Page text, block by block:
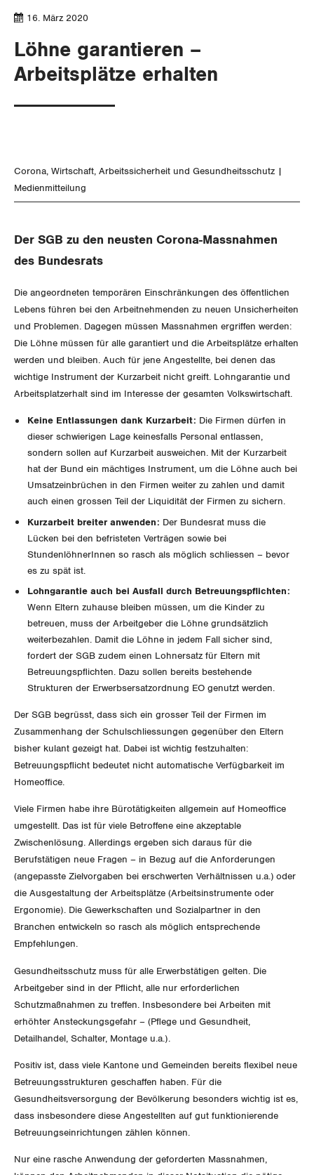
Gewerkschaftsrechte
Arbeitssicherheit und Gesundheitsschutz
Überbrückungsleistung
Ergänzungsleistungen
Unfallversicherung
Gesundheit
Verkehr
Post
Energie und Umwelt
Kommunikation und Medien
Gleichstellung von Frauen und Männern
Gleichstellung von LGBTI
GEWERKSCHAFTSPOLITIK
Landesstreik
SERVICE
Bestellformular
DER SGB
WIR ÜBER UNS
GREMIEN
Jugendkommission
Migrationskommission
Rentner:innen-Kommission
ZENTRALSEKRETARIAT
KANTONALE BÜNDE
Beide Basel
Bern
Glarus
Graubünden
Jura
Obwalden
Schaffhausen
Schwyz
St. Gallen-Appenzell
ANGESCHLOSSENE VERBÄNDE
OFFENE STELLEN
Medien
Publikationen
Artikel
Medienmitteilungen
Blog
Der Europa-Blog
Kontakt
16. März 2020
Löhne garantieren –
Arbeitsplätze erhalten
Corona Wirtschaft Arbeitssicherheit und Gesundheitsschutz
Medienmitteilung
Der SGB zu den neusten Corona-Massnahmen
des Bundesrats
Die angeordneten temporären Einschränkungen des öffentlichen
Lebens führen bei den Arbeitnehmenden zu neuen Unsicherheiten
und Problemen. Dagegen müssen Massnahmen ergriffen werden:
Die Löhne müssen für alle garantiert und die Arbeitsplätze erhalten
werden und bleiben. Auch für jene Angestellte, bei denen das
wichtige Instrument der Kurzarbeit nicht greift. Lohngarantie und
Arbeitsplatzerhalt sind im Interesse der gesamten Volkswirtschaft.
Keine Entlassungen dank Kurzarbeit: Die Firmen dürfen in
dieser schwierigen Lage keinesfalls Personal entlassen,
sondern sollen auf Kurzarbeit ausweichen. Mit der Kurzarbeit
hat der Bund ein mächtiges Instrument, um die Löhne auch bei
Umsatzeinbrüchen in den Firmen weiter zu zahlen und damit
auch einen grossen Teil der Liquidität der Firmen zu sichern.
Kurzarbeit breiter anwenden: Der Bundesrat muss die
Lücken bei den befristeten Verträgen sowie bei
StundenlöhnerInnen so rasch als möglich schliessen – bevor
es zu spät ist.
Lohngarantie auch bei Ausfall durch Betreuungspflichten:
Wenn Eltern zuhause bleiben müssen, um die Kinder zu
betreuen, muss der Arbeitgeber die Löhne grundsätzlich
weiterbezahlen. Damit die Löhne in jedem Fall sicher sind,
fordert der SGB zudem einen Lohnersatz für Eltern mit
Betreuungspflichten. Dazu sollen bereits bestehende
Strukturen der Erwerbsersatzordnung EO genutzt werden.
Der SGB begrüsst, dass sich ein grosser Teil der Firmen im
Zusammenhang der Schulschliessungen gegenüber den Eltern
bisher kulant gezeigt hat. Dabei ist wichtig festzuhalten:
Betreuungspflicht bedeutet nicht automatische Verfügbarkeit im
Homeoffice.
Viele Firmen habe ihre Bürotätigkeiten allgemein auf Homeoffice
umgestellt. Das ist für viele Betroffene eine akzeptable
Zwischenlösung. Allerdings ergeben sich daraus für die
Berufstätigen neue Fragen – in Bezug auf die Anforderungen
(angepasste Zielvorgaben bei erschwerten Verhältnissen u.a.) oder
die Ausgestaltung der Arbeitsplätze (Arbeitsinstrumente oder
Ergonomie). Die Gewerkschaften und Sozialpartner in den
Branchen entwickeln so rasch als möglich entsprechende
Empfehlungen.
Gesundheitsschutz muss für alle Erwerbstätigen gelten. Die
Arbeitgeber sind in der Pflicht, alle nur erforderlichen
Schutzmaßnahmen zu treffen. Insbesondere bei Arbeiten mit
erhöhter Ansteckungsgefahr – (Pflege und Gesundheit,
Detailhandel, Schalter, Montage u.a.).
Positiv ist, dass viele Kantone und Gemeinden bereits flexibel neue
Betreuungsstrukturen geschaffen haben. Für die
Gesundheitsversorgung der Bevölkerung besonders wichtig ist es,
dass insbesondere diese Angestellten auf gut funktionierende
Betreuungseinrichtungen zählen können.
Nur eine rasche Anwendung der geforderten Massnahmen,